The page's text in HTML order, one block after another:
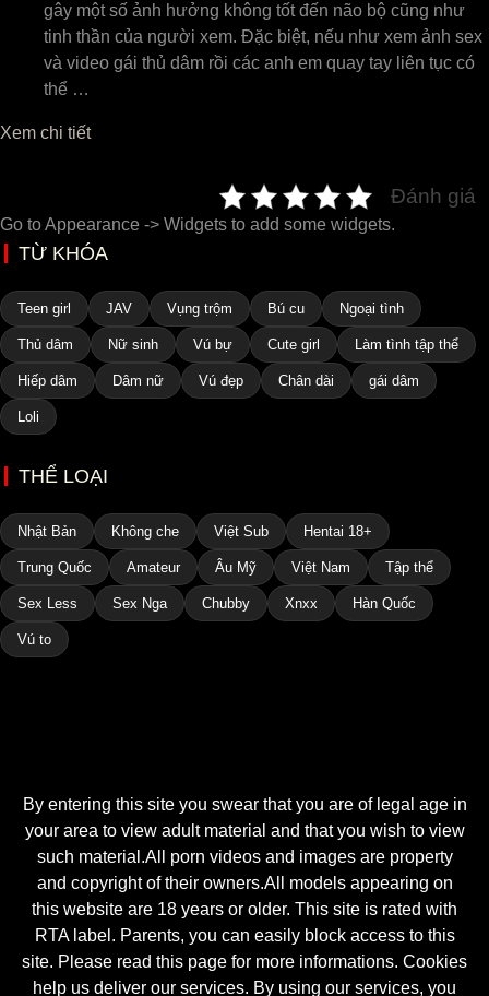
gây một số ảnh hưởng không tốt đến não bộ cũng như
tinh thần của người xem. Đặc biệt, nếu như xem ảnh sex
và video gái thủ dâm rồi các anh em quay tay liên tục có
thể …
Xem chi tiết
Đánh giá
Go to Appearance -> Widgets to add some widgets.
TỪ KHÓA
Teen girl JAV Vụng trộm Bú cu Ngoại tình
Thủ dâm Nữ sinh Vú bự Cute girl Làm tình tập thể
Hiếp dâm Dâm nữ Vú đẹp Chân dài gái dâm
Loli
THỂ LOẠI
Nhật Bản Không che Việt Sub Hentai 18+
Trung Quốc Amateur Âu Mỹ Việt Nam Tập thể
Sex Less Sex Nga Chubby Xnxx Hàn Quốc
Vú to
By entering this site you swear that you are of legal age in
your area to view adult material and that you wish to view
such material.All porn videos and images are property
and copyright of their owners.All models appearing on
this website are 18 years or older. This site is rated with
RTA label. Parents, you can easily block access to this
site. Please read this page for more informations. Cookies
help us deliver our services. By using our services, you